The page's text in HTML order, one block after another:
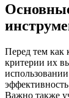
Перед тем как
критерии их
Важно также